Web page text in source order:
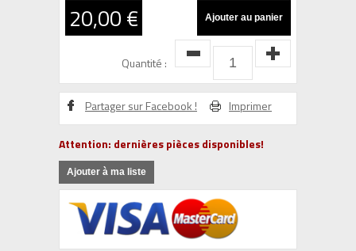
20,00 €
Quantité :
Partager sur Facebook ! Imprimer
Attention: dernières pièces disponibles!
Ajouter à ma liste